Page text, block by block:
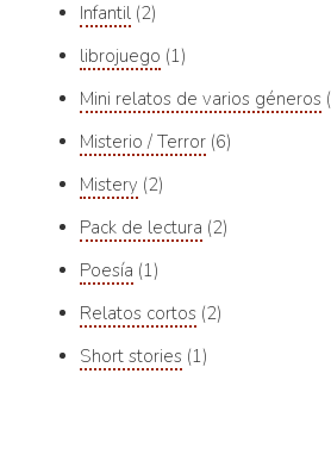
Infantil 2
librojuego 1
Mini relatos de varios géneros
Misterio / Terror 6
Mistery 2
Pack de lectura 2
Poesía 1
Relatos cortos 2
Short stories 1